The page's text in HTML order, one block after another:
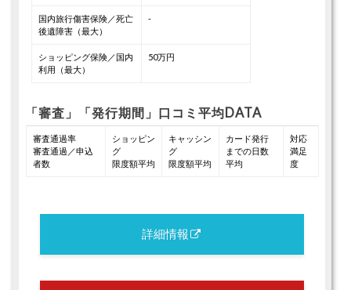
国内旅行傷害保険／死亡
後遺障害（最大）
-
ショッピング保険／国内
利用（最大）
50万円
「審査」「発行期間」口コミ平均DATA
審査通過率
審査通過／申込
者数
ショッピン
グ
限度額平均
キャッシン
グ
限度額平均
カード発行
までの日数
平均
対応
満足
度
詳細情報